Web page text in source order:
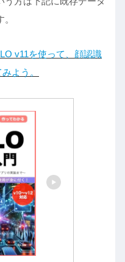
v11を使って、顔認識
よう。